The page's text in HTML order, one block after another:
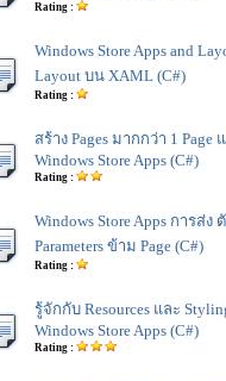
Rating :
Windows Store Apps and
Layout บน XAML (C#)
Rating :
สร้าง Pages มากกว่า 1 Page
Windows Store Apps (C#)
Rating :
Windows Store Apps การส่ง
Parameters ข้าม Page (C#)
Rating :
รู้จักกับ Resources และ
Windows Store Apps (C#)
Rating :